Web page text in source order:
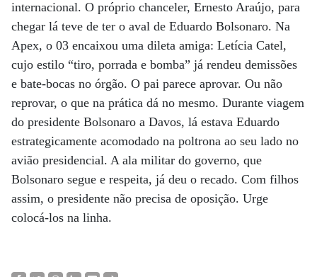
internacional. O próprio chanceler, Ernesto Araújo, para
chegar lá teve de ter o aval de Eduardo Bolsonaro. Na
Apex, o 03 encaixou uma dileta amiga: Letícia Catel,
cujo estilo “tiro, porrada e bomba” já rendeu demissões
e bate-bocas no órgão. O pai parece aprovar. Ou não
reprovar, o que na prática dá no mesmo. Durante viagem
do presidente Bolsonaro a Davos, lá estava Eduardo
estrategicamente acomodado na poltrona ao seu lado no
avião presidencial. A ala militar do governo, que
Bolsonaro segue e respeita, já deu o recado. Com filhos
assim, o presidente não precisa de oposição. Urge
colocá-los na linha.